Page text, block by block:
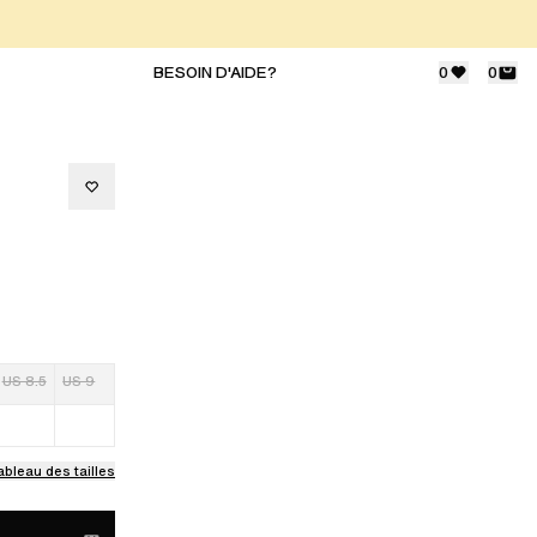
BESOIN D'AIDE? 0 0
US 8.5 US 9
des tailles